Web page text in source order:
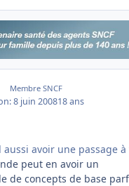
Membre SNCF
8 juin 200818 ans
avoir une passage à
peut en avoir un
de concepts de base